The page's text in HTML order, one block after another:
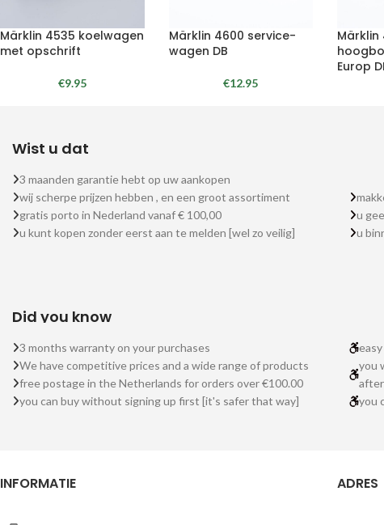
Märklin 4535 koelwagen
met opschrift
€9.95
Märklin 4600 service-
wagen DB
€12.95
Märklin
Europ
Wist u dat
3 maanden garantie hebt op uw aankopen
wij scherpe prijzen hebben , en een groot assortiment
gratis porto in Nederland vanaf € 100,00
u kunt kopen zonder eerst aan te melden [wel zo veilig]
u
u
Did you know
3 months warranty on your purchases
We have competitive prices and a wide range of products
free postage in the Netherlands for orders over €100.00
you can buy without signing up first [it's safer that way]
you
you
INFORMATIE ADRES